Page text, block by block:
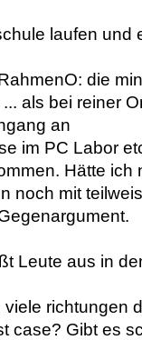
laufen und
die
als bei reiner
an
im PC Labor
Hätte ich
noch mit
Leute aus in
richtungen
case? Gibt es